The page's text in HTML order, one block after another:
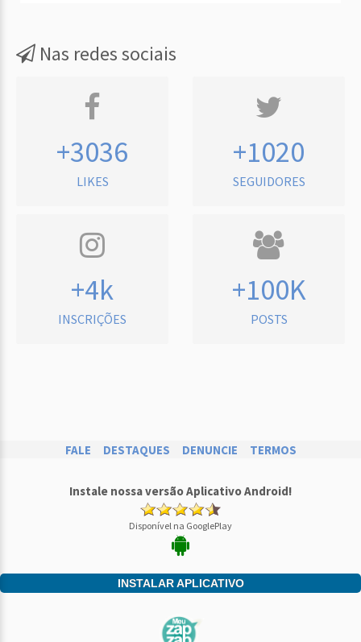
Nas redes sociais
+3036
LIKES
+1020
SEGUIDORES
+4k
INSCRIÇÕES
+100K
POSTS
FALE DESTAQUES DENUNCIE TERMOS
Instale nossa versão Aplicativo Android!
Disponível na GooglePlay
INSTALAR APLICATIVO